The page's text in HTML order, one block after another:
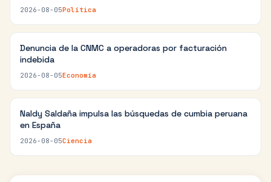
2026-08-05Política
Denuncia de la CNMC a operadoras por facturación
indebida
2026-08-05Economía
Naldy Saldaña impulsa las búsquedas de cumbia peruana
en España
2026-08-05Ciencia